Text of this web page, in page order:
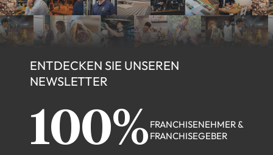
ENTDECKEN SIE UNSEREN
NEWSLETTER
100% FRANCHISENEHMER &
FRANCHISEGEBER